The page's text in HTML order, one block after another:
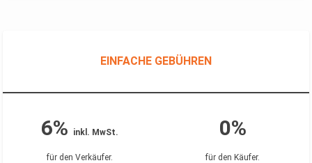
EINFACHE GEBÜHREN
6% inkl. MwSt. 0%
für den Verkäufer. für den Käufer.